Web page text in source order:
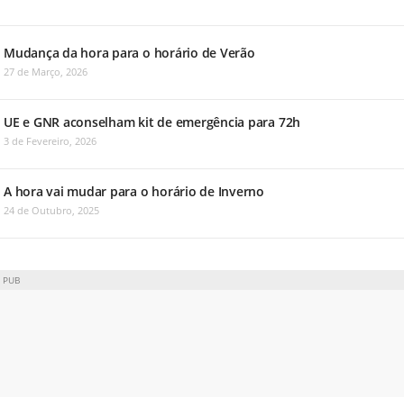
Mudança da hora para o horário de Verão
27 de Março, 2026
UE e GNR aconselham kit de emergência para 72h
3 de Fevereiro, 2026
A hora vai mudar para o horário de Inverno
24 de Outubro, 2025
PUB